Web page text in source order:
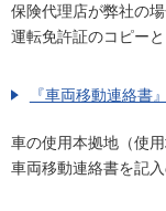
保険代理店が弊社の
運転免許証のコピー
『車両移動連絡書』
車の使用本拠地（使
車両移動連絡書を記